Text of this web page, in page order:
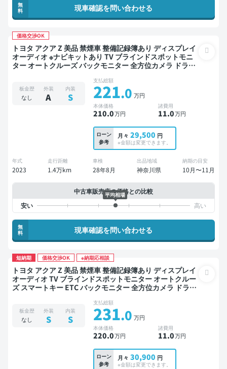
無
料
現車確認を問い合わせる
価格交渉OK
トヨタ アクア Z 美品 禁煙車 整備記録簿あり ディスプレイ
オーディオ ※ナビキットあり TV ブラインドスポットモニ
ター オートクルーズ バックモニター 全方位カメラ ドライ
板金歴
なし
外装
A
内装
S
支払総額
221.0 万円
本体価格
210.0万円
諸費用
11.0万円
ローン
参考
月々 29,500 円
※金額は変更できます。
年式
2023
走行距離
1.4万km
車検
28年8月
出品地域
神奈川県
納期の目安
10月〜11月
中古車販売店の価格との比較
平均相場
無
料
現車確認を問い合わせる
短納期 価格交渉OK ※納期応相談
トヨタ アクア Z 美品 禁煙車 整備記録簿あり ディスプレイ
オーディオ TV ブラインドスポットモニター オートクルー
ズ スマートキー ETC バックモニター 全方位カメラ ドライ
板金歴
なし
外装
S
内装
S
支払総額
231.0 万円
本体価格
220.0万円
諸費用
11.0万円
ローン
参考
月々 30,900 円
※金額は変更できます。